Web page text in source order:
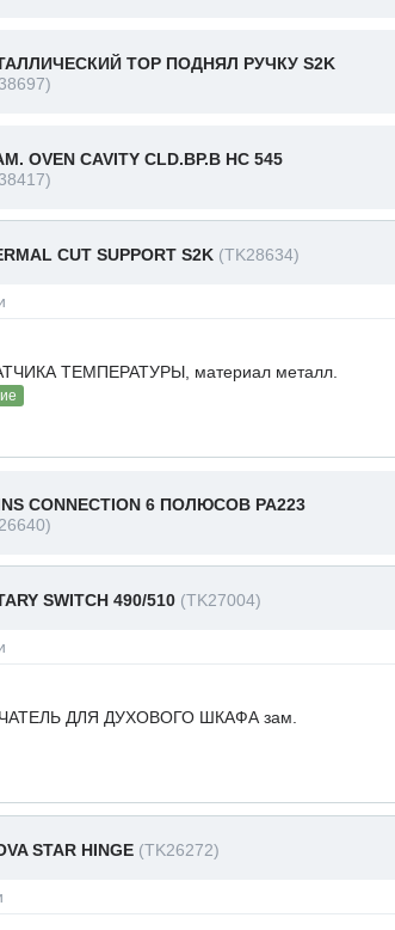
ТОР ПОДНЯЛ РУЧКУ S2K
OVEN CAVITY CLD.ВР.B HC 545
CUT SUPPORT S2K (TK28634)
ТЕМПЕРАТУРЫ, материал металл.
CONNECTION 6 ПОЛЮСОВ PA223
SWITCH 490/510 (TK27004)
ДЛЯ ДУХОВОГО ШКАФА зам.
STAR HINGE (TK26272)